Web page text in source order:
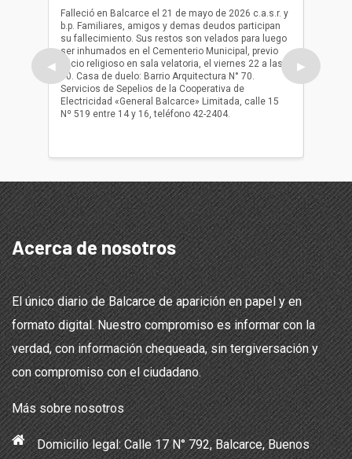
◀
Falleció en Balcarce el 21 de mayo de 2026 c.a.s.r. y
b.p. Familiares, amigos y demas deudos participan
su fallecimiento. Sus restos son velados para luego
ser inhumados en el Cementerio Municipal, previo
oficio religioso en sala velatoria, el viernes 22 a las
10. Casa de duelo: Barrio Arquitectura N° 70.
Servicios de Sepelios de la Cooperativa de
Electricidad «General Balcarce» Limitada, calle 15
Nº 519 entre 14 y 16, teléfono 42-2404.
ser
oficio
▶
Acerca de nosotros
El único diario de Balcarce de aparición en papel y en
formato digital. Nuestro compromiso es informar con la
verdad, con información chequeada, sin tergiversación y
con compromiso con el ciudadano.
Más sobre nosotros
Domicilio legal: Calle 17 N° 792, Balcarce, Buenos